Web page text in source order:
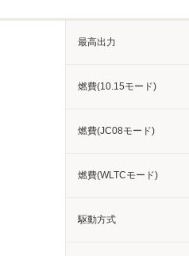
最高出力
燃費(10.15モード)
燃費(JC08モード)
燃費(WLTCモード)
駆動方式